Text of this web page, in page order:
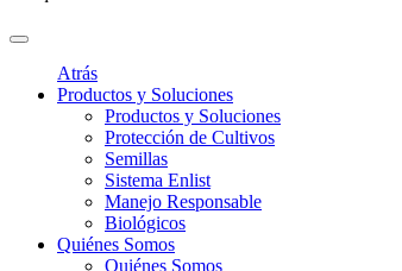
Atrás
Productos y Soluciones
Productos y Soluciones
Protección de Cultivos
Semillas
Sistema Enlist
Manejo Responsable
Biológicos
Quiénes Somos
Quiénes Somos